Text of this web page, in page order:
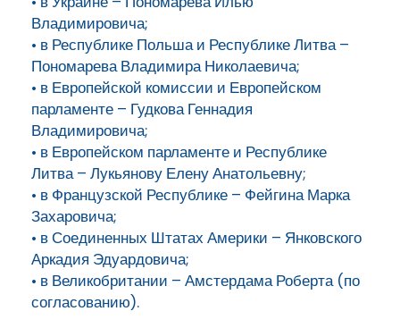
Владимировича;
• в Республике Польша и Республике Литва –
Пономарева Владимира Николаевича;
• в Европейской комиссии и Европейском
парламенте – Гудкова Геннадия
Владимировича;
• в Европейском парламенте и Республике
Литва – Лукьянову Елену Анатольевну;
• в Французской Республике – Фейгина Марка
Захаровича;
• в Соединенных Штатах Америки – Янковского
Аркадия Эдуардовича;
• в Великобритании – Амстердама Роберта (по
согласованию).